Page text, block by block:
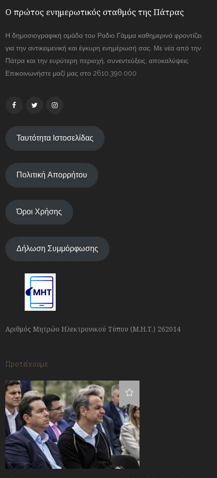
Ο πρώτος ενημερωτικός σταθμός της Πάτρας
Η δημοσιογραφική ομάδα του Ραδιο Γάμμα καθημερινά φροντίζει
για την αντικειμενική και έγκυρη ενημέρωσή σας. Με νέα από την
Πάτρα και την ευρύτερη περιοχή, συνεντεύξεις, αποκαλύψεις.
Επικοινωνήστε μαζί μας στο 2610.390.000
Ταυτότητα Ιστοσελίδας
Πολιτική Απορρήτου
Όροι Χρήσης
Δήλωση Συμμόρφωσης
Αριθμός Μητρώο Ηλεκτρονικού Τύπου (Μ.Η.Τ.) 262014
Προτείνουμε